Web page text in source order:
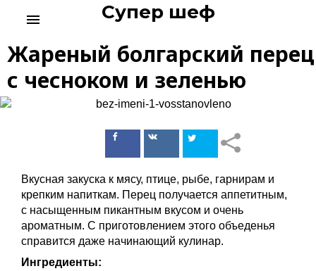
c
Супер шеф
menu
Жареный болгарский перец
с чесноком и зеленью
ПоделитьсяПоделиться
Вкусная закуска к мясу, птице, рыбе, гарнирам и
крепким напиткам. Перец получается аппетитным,
с насыщенным пикантным вкусом и очень
ароматным. С приготовлением этого объеденья
справится даже начинающий кулинар.
Ингредиенты: